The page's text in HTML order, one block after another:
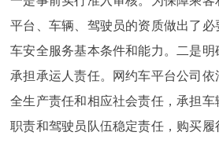
平台、车辆、驾驶员的资质做出了
车安全服务基本条件和能力。二是
承担承运人责任。网约车平台公司
全生产责任和相应社会责任，承担
职责和驾驶员队伍稳定责任，购买